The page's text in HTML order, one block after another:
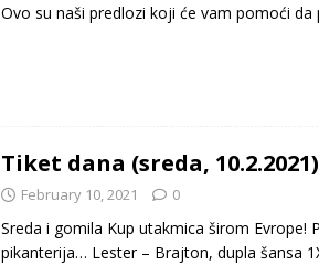
Ovo su naši predlozi koji će vam pomoći
Tiket dana (sreda, 10.2.2021)
February 10, 2021 0
Sreda i gomila Kup utakmica širom
pikanterija… Lester – Brajton, dupla šansa